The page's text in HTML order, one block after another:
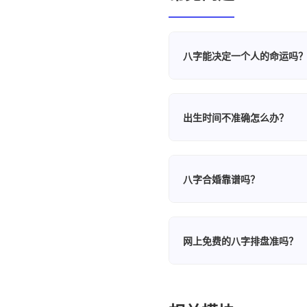
八字能决定一个人的命运吗？
出生时间不准确怎么办？
八字合婚靠谱吗？
网上免费的八字排盘准吗？